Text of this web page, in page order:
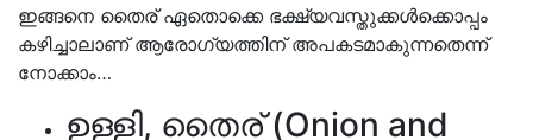
ഇങ്ങനെ തൈര് ഏതൊക്കെ ഭക്ഷ്യവസ്തുക്കൾക്കൊപ്പം
കഴിച്ചാലാണ് ആരോഗ്യത്തിന് അപകടമാകുന്നതെന്ന്
നോക്കാം…
ഉള്ളി, തൈര് (Onion and